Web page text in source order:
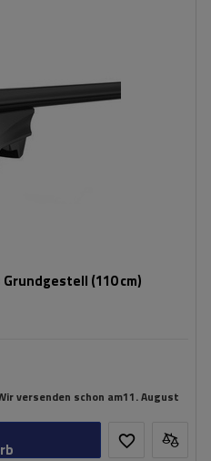
(110 cm)
versenden schon am11. August